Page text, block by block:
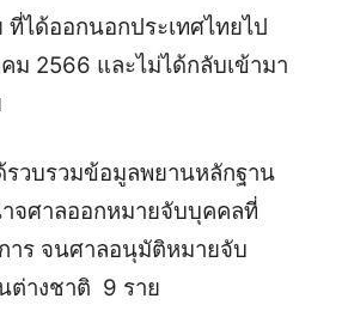
ที่ได้ออกนอกประเทศไทยไป
ม 2566 และไม่ได้กลับเข้ามา
รวบรวมข้อมูลพยานหลักฐาน
จศาลออกหมายจับบุคคลที่
าร จนศาลอนุมัติหมายจับ
ต่างชาติ 9 ราย